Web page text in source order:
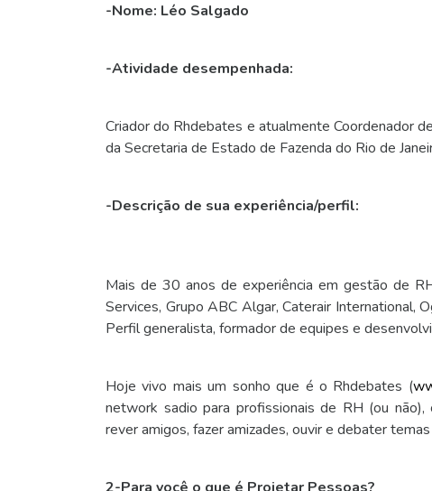
-Nome: Léo Salgado
-Atividade desempenhada:
Criador do Rhdebates e atualmente Coordenador
da Secretaria de Estado de Fazenda do Rio de
-Descrição de sua experiência/perfil:
Mais de 30 anos de experiência em gestão de
Services, Grupo ABC Algar, Caterair International,
Perfil generalista, formador de equipes e
Hoje vivo mais um sonho que é o Rhdebates (
network sadio para profissionais de RH (ou
rever amigos, fazer amizades, ouvir e debater